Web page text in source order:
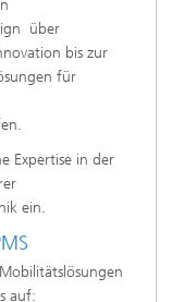
über
bis zur
für
Expertise in der
ein.
auf: